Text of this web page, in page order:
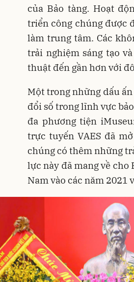
của Bảo tàng. Hoạt
triển công chúng được
làm trung tâm. Các
trải nghiệm sáng tạo
thuật đến gần hơn với
Một trong những dấu
đổi số trong lĩnh vực
đa phương tiện
trực tuyến VAES đã
chúng có thêm những
lực này đã mang về cho
Nam vào các năm 2021